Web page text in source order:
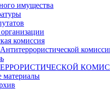
имущества
комиссия
материалы